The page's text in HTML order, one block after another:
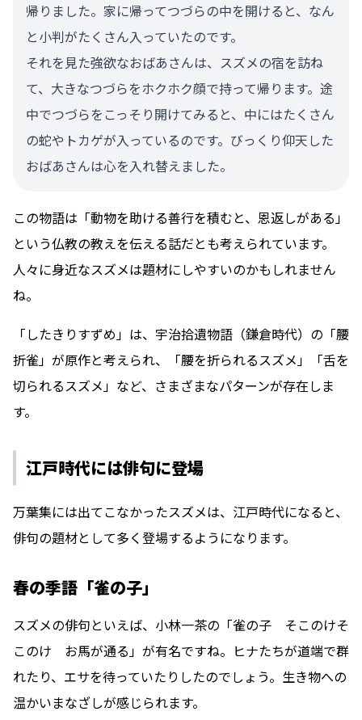
帰りました。家に帰ってつづらの中を開けると、なん
と小判がたくさん入っていたのです。
それを見た強欲なおばあさんは、スズメの宿を訪ね
て、大きなつづらをホクホク顔で持って帰ります。途
中でつづらをこっそり開けてみると、中にはたくさん
の蛇やトカゲが入っているのです。びっくり仰天した
おばあさんは心を入れ替えました。
この物語は「動物を助ける善行を積むと、恩返しがある」
という仏教の教えを伝える話だとも考えられています。
人々に身近なスズメは題材にしやすいのかもしれません
ね。
「したきりすずめ」は、宇治拾遺物語（鎌倉時代）の「腰
折雀」が原作と考えられ、「腰を折られるスズメ」「舌を
切られるスズメ」など、さまざまなパターンが存在しま
す。
江戸時代には俳句に登場
万葉集には出てこなかったスズメは、江戸時代になると、
俳句の題材として多く登場するようになります。
春の季語「雀の子」
スズメの俳句といえば、小林一茶の「雀の子 そこのけそ
このけ お馬が通る」が有名ですね。ヒナたちが道端で群
れたり、エサを待っていたりしたのでしょう。生き物への
温かいまなざしが感じられます。